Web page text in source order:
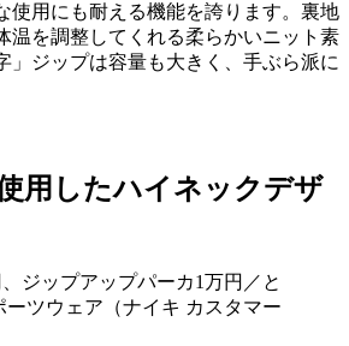
使用にも耐える機能を誇ります。裏地
温を調整してくれる柔らかいニット素
」ジップは容量も大きく、手ぶら派に
用したハイネックデザ